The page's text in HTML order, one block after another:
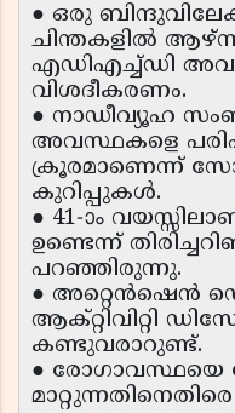
● ഒരു
ചിന്തകളിൽ
എഡിഎച്ച്ഡി
വിശദീകരണം.
● നാഡീവ്യൂഹ
അവസ്ഥകളെ
ക്രൂരമാണെന്ന്
കുറിപ്പുകൾ.
● 41-ാം
ഉണ്ടെന്ന്
പറഞ്ഞിരുന്നു.
● അറ്റെൻഷെൻ
ആക്റ്റിവിറ്റി
കണ്ടുവരാറുണ്ട്.
● രോഗാവസ്ഥയെ